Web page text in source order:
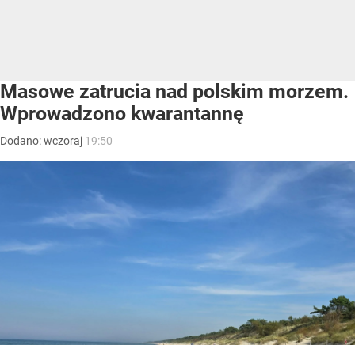
Masowe zatrucia nad polskim morzem.
Wprowadzono kwarantannę
Dodano:wczoraj 19:50